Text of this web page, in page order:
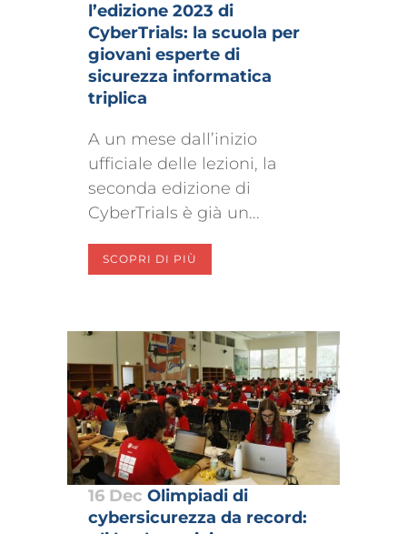
l’edizione 2023 di
CyberTrials: la scuola per
giovani esperte di
sicurezza informatica
triplica
A un mese dall’inizio
ufficiale delle lezioni, la
seconda edizione di
CyberTrials è già un...
SCOPRI DI PIÙ
16 Dec Olimpiadi di
cybersicurezza da record: